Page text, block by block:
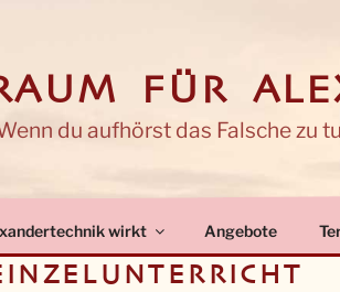
FÜR
du aufhörst das Falsche zu
wirkt Angebote